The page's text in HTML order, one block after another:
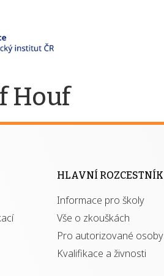
Houf
HLAVNÍ ROZCESTNÍK
Informace pro školy
Vše o zkouškách
Pro autorizované osoby
Kvalifikace a živnosti